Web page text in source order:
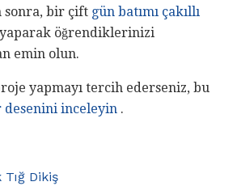
sonra, bir çift gün batımı çakıllı
yaparak öğrendiklerinizi
emin olun.
yapmayı tercih ederseniz, bu
desenini inceleyin .
Dikiş